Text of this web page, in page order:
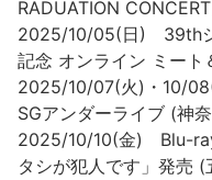
RADUATION
2025/10/05(日) 39th
記念 オンライン ミート
2025/10/07(火)・10/
SGアンダーライブ (神
2025/10/10(金) Blu-
タシが犯人です」発売 (